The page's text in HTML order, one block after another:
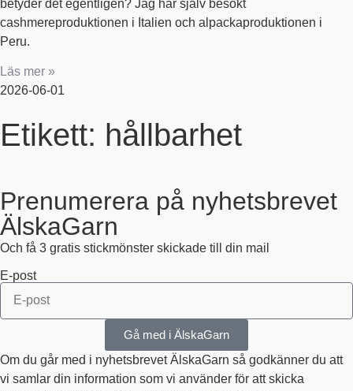
betyder det egentligen? Jag har själv besökt
cashmereproduktionen i Italien och alpackaproduktionen i
Peru.
Läs mer »
2026-06-01
Etikett: hållbarhet
Prenumerera på nyhetsbrevet
ÄlskaGarn
Och få 3 gratis stickmönster skickade till din mail
E-post
Gå med i ÄlskaGarn
Om du går med i nyhetsbrevet ÄlskaGarn så godkänner du att
vi samlar din information som vi använder för att skicka